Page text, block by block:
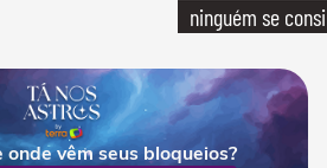
ninguém se
onde vêm seus bloqueios?